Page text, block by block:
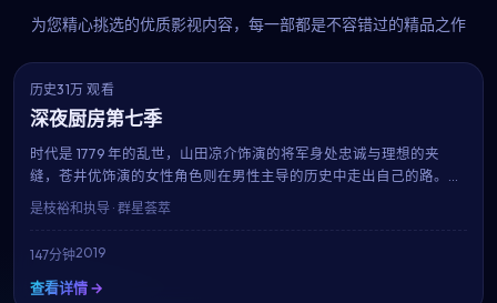
为您精心挑选的优质影视内容，每一部都是不容错过的精品之作
热播
历史31万 观看
深夜厨房第七季
时代是 1779 年的乱世，山田凉介饰演的将军身处忠诚与理想的夹
缝，苍井优饰演的女性角色则在男性主导的历史中走出自己的路。是
枝裕和用细致的服化道与考究的场景，重现一段被忽略的过往。
是枝裕和执导 · 群星荟萃
147分钟2019
查看详情 →